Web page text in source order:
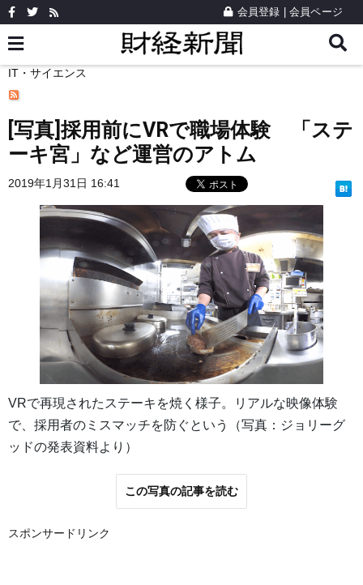
会員登録 会員ページ
IT・サイエンス
[写真]採用前にVRで職場体験 「ステ
ーキ宮」など運営のアトム
2019年1月31日 16:41
VRで再現されたステーキを焼く様子。リアルな映像体験
で、採用者のミスマッチを防ぐという（写真：ジョリーグ
ッドの発表資料より）
この写真の記事を読む
スポンサードリンク